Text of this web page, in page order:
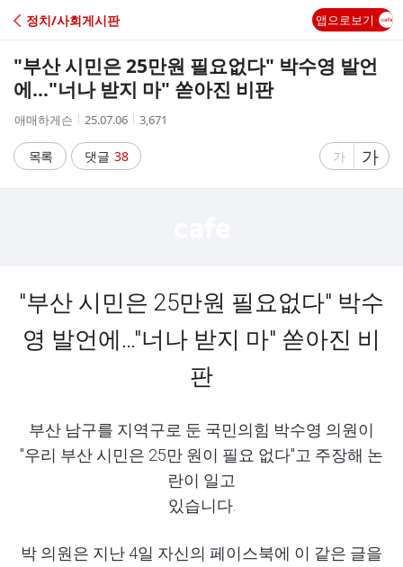
C
A
정치/사회게시판 앱으로보기
"부산 시민은 25만원 필요없다" 박수영 발언
에…"너나 받지 마" 쏟아진 비판
작
자
애매하게슨
작
시
간
25.07.06
조
수
3,671
목록 댓글 38
글
게
가
글
자
게
가
"부산 시민은 25만원 필요없다" 박수
영 발언에…"너나 받지 마" 쏟아진 비
판
부산 남구를 지역구로 둔 국민의힘 박수영 의원이
"우리 부산 시민은 25만 원이 필요 없다"고 주장해 논
란이 일고
있습니다.
박 의원은 지난 4일 자신의 페이스북에 이 같은 글을